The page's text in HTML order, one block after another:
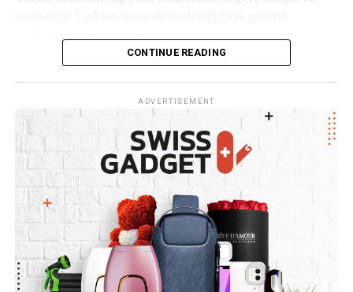
İsveç ve İsviçre: Kafa Karışıklığına Son Verme Zamanı!
DON'T MISS
24 Çocuk, 1.5 Milyon Euro: ‚Mister Cash Money‘
Sahtekrarlığı Ortaya Çıkarıldı – Dortmund’u Sarsan
Sosyal Yardım Dolandırıcılığı
Ceará Sivil Polisi de olayla ilgili soruşturma başlattı.
CONTINUE READING
ADVERTISEMENT